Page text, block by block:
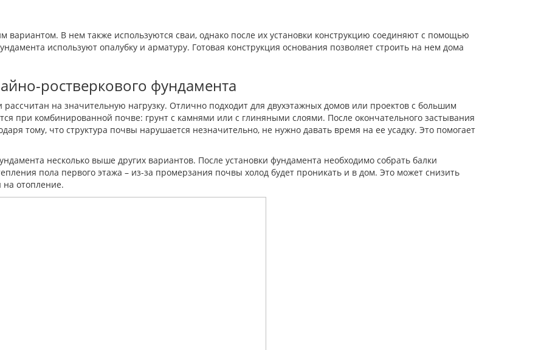
вариантом. В нем также используются сваи, однако после их установки конструкцию соединяют с помощью
используют опалубку и арматуру. Готовая конструкция основания позволяет строить на нем дома
ростверкового фундамента
на значительную нагрузку. Отлично подходит для двухэтажных домов или проектов с большим
при комбинированной почве: грунт с камнями или с глиняными слоями. После окончательного застывания
тому, что структура почвы нарушается незначительно, не нужно давать время на ее усадку. Это помогает
несколько выше других вариантов. После установки фундамента необходимо собрать балки
пола первого этажа – из-за промерзания почвы холод будет проникать и в дом. Это может снизить
на отопление.